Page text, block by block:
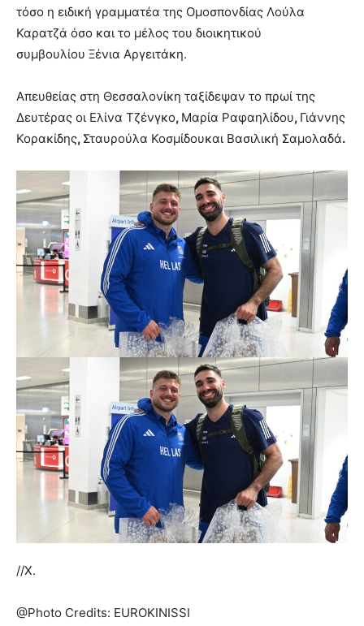
τόσο η ειδική γραμματέα της Ομοσπονδίας Λούλα
Καρατζά όσο και το μέλος του διοικητικού
συμβουλίου Ξένια Αργειτάκη.
Απευθείας στη Θεσσαλονίκη ταξίδεψαν το πρωί της
Δευτέρας οι Ελίνα Τζένγκο, Μαρία Ραφαηλίδου, Γιάννης
Κορακίδης, Σταυρούλα Κοσμίδουκαι Βασιλική Σαμολαδά.
//Χ.
@Photo Credits: EUROKINISSI